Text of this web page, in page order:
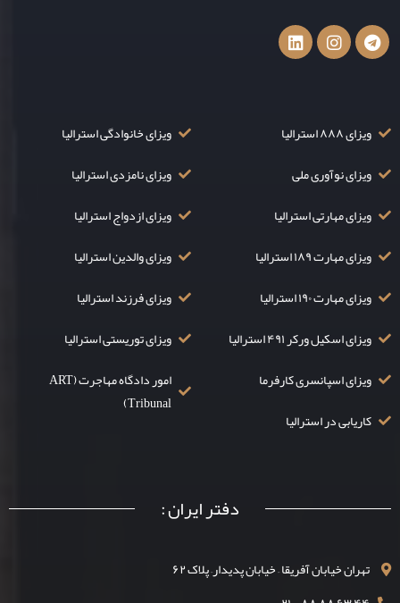
ویزای ۸۸۸ استرالیا
ویزای نوآوری ملی
ویزای مهارتی استرالیا
ویزای مهارت ۱۸۹ استرالیا
ویزای مهارت ۱۹۰ استرالیا
ویزای اسکیل ورکر ۴۹۱ استرالیا
ویزای اسپانسری کارفرما
کاریابی در استرالیا
ویزای خانوادگی استرالیا
ویزای نامزدی استرالیا
ویزای ازدواج استرالیا
ویزای والدین استرالیا
ویزای فرزند استرالیا
ویزای توریستی استرالیا
امور دادگاه مهاجرت (ART
Tribunal)
دفتر ایران :
تهران خیابان آفریقا – خیابان پدیدار– پلاک ۶۲